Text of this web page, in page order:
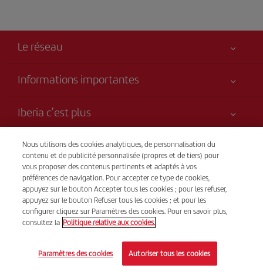
Le réseau
Informations importantes
Accessibilité
Plan du site
Durabilité
Iberia c’est plus
Groupe Iberia
Actionnaires et investisseurs
Nos alliances
British Airways
Transparence
Avis légal
Conditions de transport
Droits du passager
Conditions générales du programme Iberia Club
Politique de protection des données personnelles
Vente par téléphone
(+32) 02 585 51 98
Du lundi au dimanche, de 9 h à 20 h (français). Du lundi au
dimanche, 24 h/24 (espagnol et anglais).
© Iberia 2026
Nous utilisons des cookies analytiques, de personnalisation du
contenu et de publicité personnalisée (propres et de tiers) pour
vous proposer des contenus pertinents et adaptés à vos
préférences de navigation. Pour accepter ce type de cookies,
appuyez sur le bouton Accepter tous les cookies ; pour les refuser,
appuyez sur le bouton Refuser tous les cookies ; et pour les
configurer cliquez sur Paramètres des cookies. Pour en savoir plus,
consultez la Politique relative aux cookies.
Paramètres des cookies Autoriser tous les cookies